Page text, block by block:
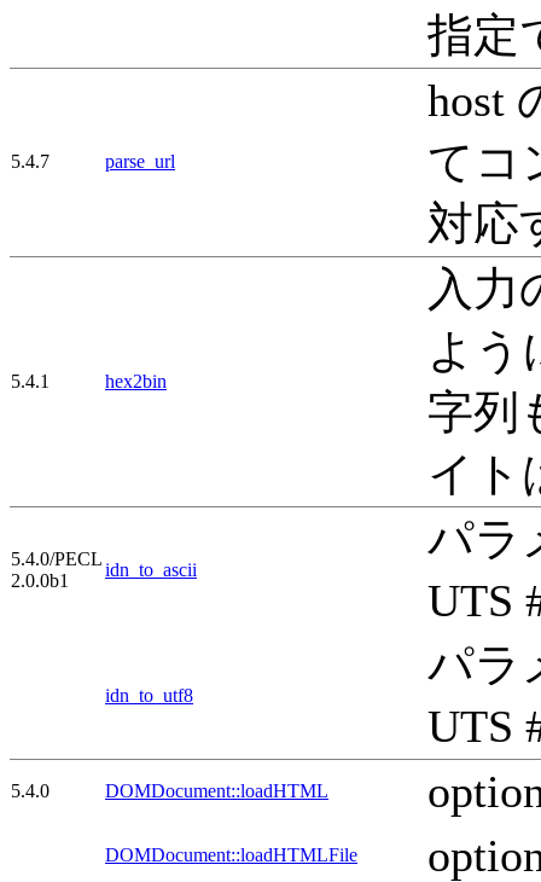
指定
5.4.7 parse_url
host
てコ
対応
5.4.1 hex2bin
入力
よう
字列
イト
5.4.0/PECL
2.0.0b1
idn_to_ascii
パラ
UTS
idn_to_utf8
パラ
UTS
5.4.0 DOMDocument::loadHTML
DOMDocument::loadHTMLFile